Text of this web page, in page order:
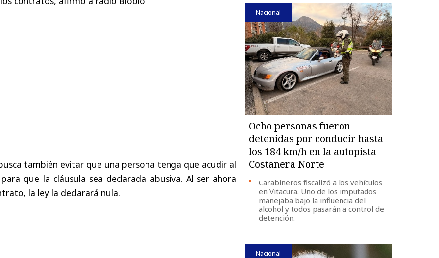
también evitar que una persona tenga que acudir al
que la cláusula sea declarada abusiva. Al ser ahora
la ley la declarará nula.
Nacional
Ocho personas fueron
detenidas por conducir hasta
los 184 km/h en la autopista
Costanera Norte
Carabineros fiscalizó a los vehículos
en Vitacura. Uno de los imputados
manejaba bajo la influencia del
alcohol y todos pasarán a control de
detención.
Nacional